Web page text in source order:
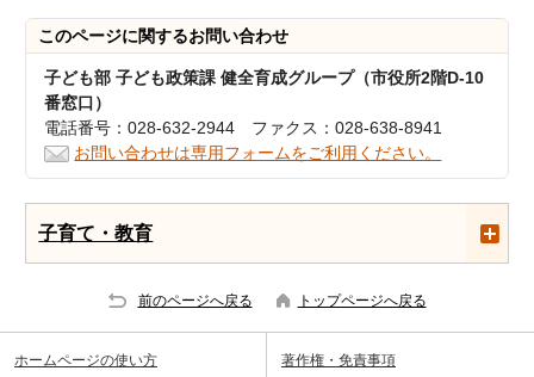
このページに関するお問い合わせ
子ども部 子ども政策課 健全育成グループ（市役所2階D-10
番窓口）
電話番号：028-632-2944 ファクス：028-638-8941
お問い合わせは専用フォームをご利用ください。
子育て・教育
前のページへ戻る トップページへ戻る
ホームページの使い方 著作権・免責事項